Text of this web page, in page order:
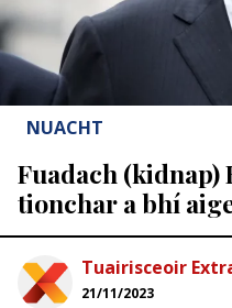
NUACHT
Fuadach (kidnap)
tionchar a bhí
Tuairisceoir
21/11/2023